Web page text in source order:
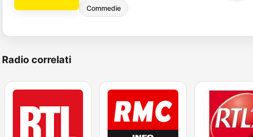
Commedie
Radio correlati